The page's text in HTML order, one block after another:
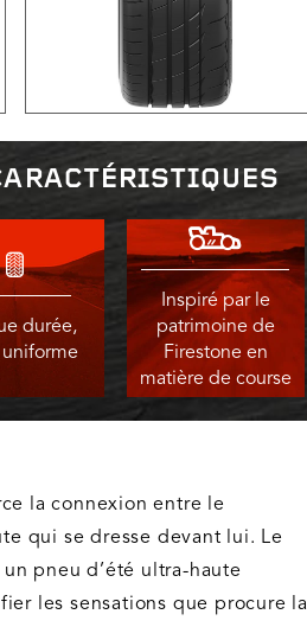
durée,
uniforme
Inspiré par le
patrimoine de
Firestone en
matière de course
la connexion entre le
qui se dresse devant lui. Le
pneu d’été ultra-haute
les sensations que procure la